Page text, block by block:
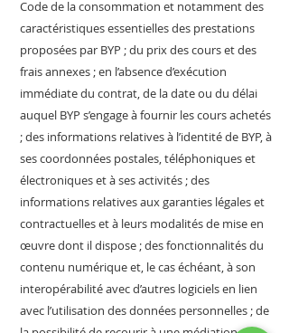
Code de la consommation et notamment des
caractéristiques essentielles des prestations
proposées par BYP ; du prix des cours et des
frais annexes ; en l’absence d’exécution
immédiate du contrat, de la date ou du délai
auquel BYP s’engage à fournir les cours achetés
; des informations relatives à l’identité de BYP, à
ses coordonnées postales, téléphoniques et
électroniques et à ses activités ; des
informations relatives aux garanties légales et
contractuelles et à leurs modalités de mise en
œuvre dont il dispose ; des fonctionnalités du
contenu numérique et, le cas échéant, à son
interopérabilité avec d’autres logiciels en lien
avec l’utilisation des données personnelles ; de